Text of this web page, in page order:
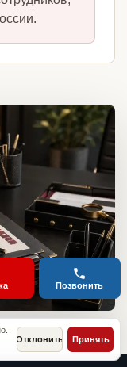
Отклонить Принять
Позвонить